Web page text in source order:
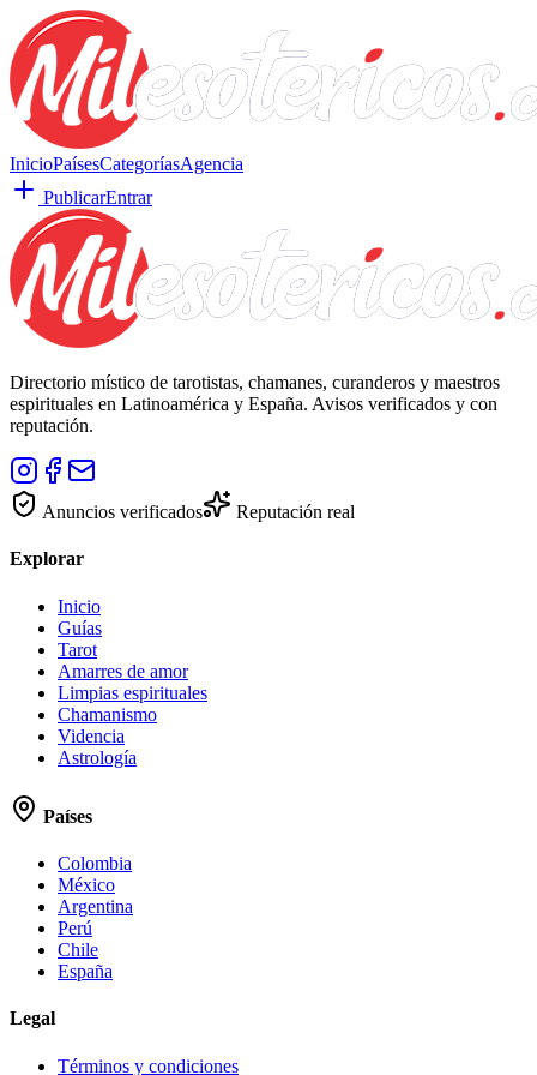
InicioPaísesCategoríasAgencia
PublicarEntrar
Directorio místico de tarotistas, chamanes, curanderos y maestros
espirituales en Latinoamérica y España. Avisos verificados y con
reputación.
Anuncios verificados Reputación real
Explorar
Inicio
Guías
Tarot
Amarres de amor
Limpias espirituales
Chamanismo
Videncia
Astrología
Países
Colombia
México
Argentina
Perú
Chile
España
Legal
Términos y condiciones